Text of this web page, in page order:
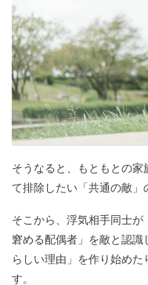
そうなると、もともとの
て排除したい「共通の敵」
そこから、浮気相手同士
窘める配偶者」を敵と認識
らしい理由」を作り始め
す。